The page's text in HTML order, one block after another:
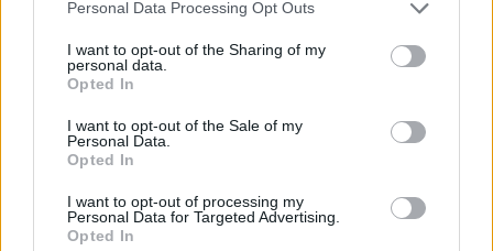
not limited to your visit or usage behaviour. You may click to
grant or deny consent to Google and its third-party tags to
use your data for below specified purposes in below Google
consent section.
Personal Data Processing Opt Outs
I want to opt-out of the Sharing of my
personal data.
Opted In
I want to opt-out of the Sale of my
Personal Data.
Opted In
I want to opt-out of processing my
Personal Data for Targeted Advertising.
Opted In
o
o
k
r st A
p
NOTIZIE RECENTI
Incendi, a San Pasquale arriva il Campo Base:
l’inaugurazione
Andrea Mura conquista Palau: grande